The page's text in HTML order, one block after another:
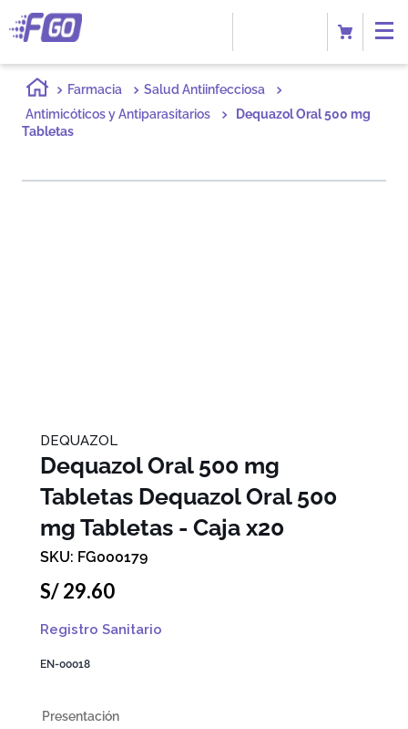
Farmacia
Salud Antiinfecciosa
Antimicóticos y Antiparasitarios
Dequazol Oral 500 mg
Tabletas
DEQUAZOL
Dequazol Oral 500 mg
Tabletas Dequazol Oral 500
mg Tabletas - Caja x20
FG000179
S/29.60
Registro Sanitario
EN-00018